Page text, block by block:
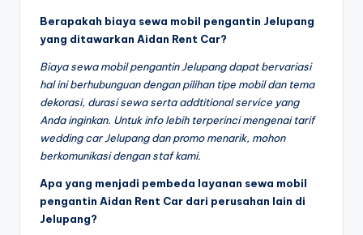
Berapakah biaya sewa mobil pengantin Jelupang
yang ditawarkan Aidan Rent Car?
Biaya sewa mobil pengantin Jelupang dapat bervariasi
hal ini berhubunguan dengan pilihan tipe mobil dan tema
dekorasi, durasi sewa serta addtitional service yang
Anda inginkan. Untuk info lebih terperinci mengenai tarif
wedding car Jelupang dan promo menarik, mohon
berkomunikasi dengan staf kami.
Apa yang menjadi pembeda layanan sewa mobil
pengantin Aidan Rent Car dari perusahan lain di
Jelupang?